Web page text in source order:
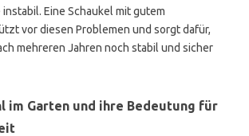
Eine Schaukel mit gutem
vor diesen Problemen und sorgt dafür,
mehreren Jahren noch stabil und sicher
im Garten und ihre Bedeutung für